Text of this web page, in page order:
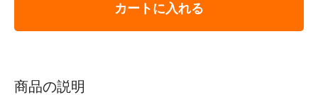
カートに入れる
商品の説明